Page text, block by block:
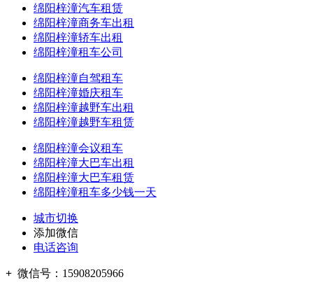
绵阳梓潼汽车租赁
绵阳梓潼商务车出租
绵阳梓潼轿车出租
绵阳梓潼租车公司
绵阳梓潼自驾租车
绵阳梓潼婚庆租车
绵阳梓潼越野车出租
绵阳梓潼越野车租赁
绵阳梓潼会议租车
绵阳梓潼大巴车出租
绵阳梓潼大巴车租赁
绵阳梓潼租车多少钱一天
城市切换
添加微信
电话咨询
+ 微信号： 15908205966